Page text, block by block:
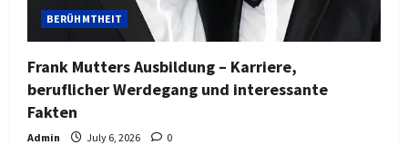
BERÜHMTHEIT
Frank Mutters Ausbildung – Karriere,
beruflicher Werdegang und interessante
Fakten
Admin July 6, 2026 0